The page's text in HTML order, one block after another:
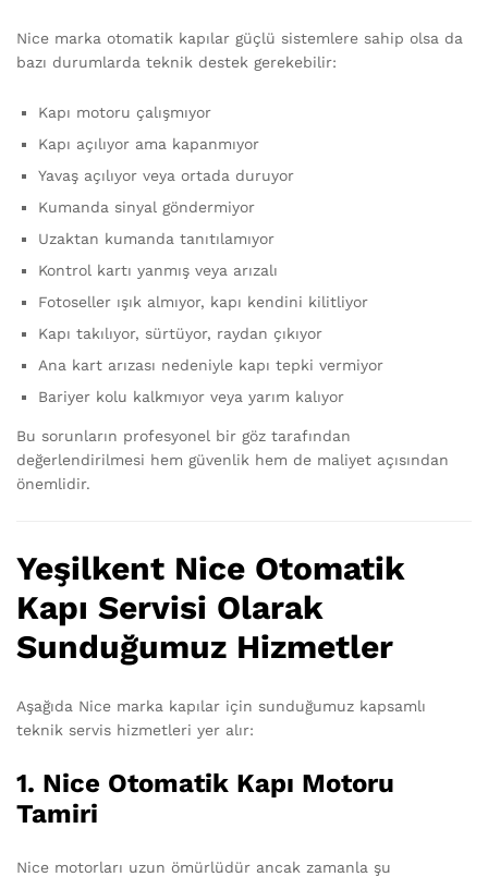
Nice marka otomatik kapılar güçlü sistemlere sahip olsa da
bazı durumlarda teknik destek gerekebilir:
Kapı motoru çalışmıyor
Kapı açılıyor ama kapanmıyor
Yavaş açılıyor veya ortada duruyor
Kumanda sinyal göndermiyor
Uzaktan kumanda tanıtılamıyor
Kontrol kartı yanmış veya arızalı
Fotoseller ışık almıyor, kapı kendini kilitliyor
Kapı takılıyor, sürtüyor, raydan çıkıyor
Ana kart arızası nedeniyle kapı tepki vermiyor
Bariyer kolu kalkmıyor veya yarım kalıyor
Bu sorunların profesyonel bir göz tarafından
değerlendirilmesi hem güvenlik hem de maliyet açısından
önemlidir.
Yeşilkent Nice Otomatik
Kapı Servisi Olarak
Sunduğumuz Hizmetler
Aşağıda Nice marka kapılar için sunduğumuz kapsamlı
teknik servis hizmetleri yer alır:
1. Nice Otomatik Kapı Motoru
Tamiri
Nice motorları uzun ömürlüdür ancak zamanla şu